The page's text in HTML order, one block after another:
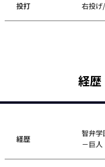
投打 右投げ
経歴
経歴
智弁学
－巨人